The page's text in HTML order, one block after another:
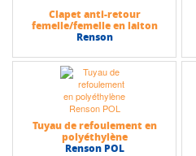
Clapet anti-retour
femelle/femelle en laiton
Renson
Tuyau de refoulement en
polyéthylène
Renson POL